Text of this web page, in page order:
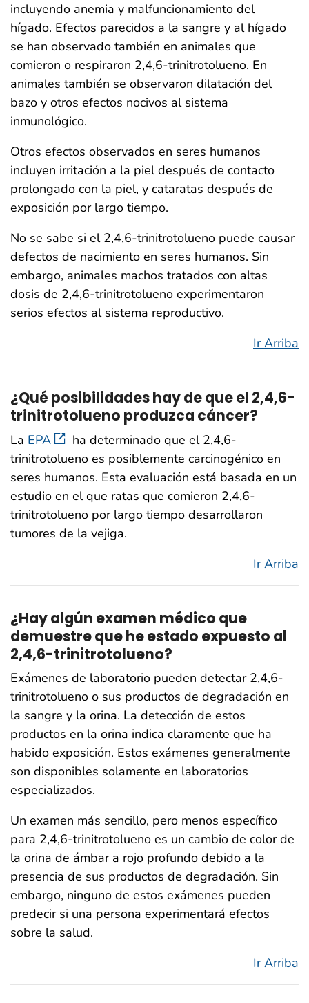
incluyendo anemia y malfuncionamiento del
hígado. Efectos parecidos a la sangre y al hígado
se han observado también en animales que
comieron o respiraron 2,4,6-trinitrotolueno. En
animales también se observaron dilatación del
bazo y otros efectos nocivos al sistema
inmunológico.
Otros efectos observados en seres humanos
incluyen irritación a la piel después de contacto
prolongado con la piel, y cataratas después de
exposición por largo tiempo.
No se sabe si el 2,4,6-trinitrotolueno puede causar
defectos de nacimiento en seres humanos. Sin
embargo, animales machos tratados con altas
dosis de 2,4,6-trinitrotolueno experimentaron
serios efectos al sistema reproductivo.
Ir Arriba
¿Qué posibilidades hay de que el 2,4,6-
trinitrotolueno produzca cáncer?
La EPA
ha determinado que el 2,4,6-
trinitrotolueno es posiblemente carcinogénico en
seres humanos. Esta evaluación está basada en un
estudio en el que ratas que comieron 2,4,6-
trinitrotolueno por largo tiempo desarrollaron
tumores de la vejiga.
Ir Arriba
¿Hay algún examen médico que
demuestre que he estado expuesto al
2,4,6-trinitrotolueno?
Exámenes de laboratorio pueden detectar 2,4,6-
trinitrotolueno o sus productos de degradación en
la sangre y la orina. La detección de estos
productos en la orina indica claramente que ha
habido exposición. Estos exámenes generalmente
son disponibles solamente en laboratorios
especializados.
Un examen más sencillo, pero menos específico
para 2,4,6-trinitrotolueno es un cambio de color de
la orina de ámbar a rojo profundo debido a la
presencia de sus productos de degradación. Sin
embargo, ninguno de estos exámenes pueden
predecir si una persona experimentará efectos
sobre la salud.
Ir Arriba